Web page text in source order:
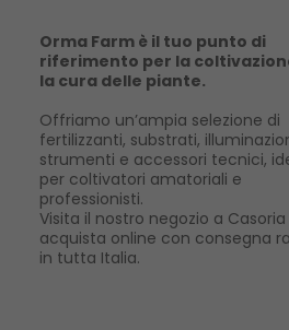
Orma Farm è il tuo punto di
riferimento per la
la cura delle piante.
Offriamo un’ampia selezione di
fertilizzanti, substrati,
strumenti e accessori tecnici,
per coltivatori amatoriali e
professionisti.
Visita il nostro negozio a Casoria
acquista online con consegna
in tutta Italia.